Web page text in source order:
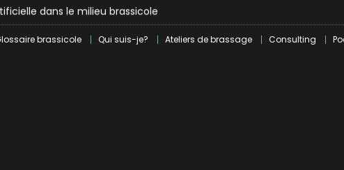
dans le milieu brassicole
par Tilray pour une bouchée de pain ?
brassicole Qui suis-je? Ateliers de brassage Consulting